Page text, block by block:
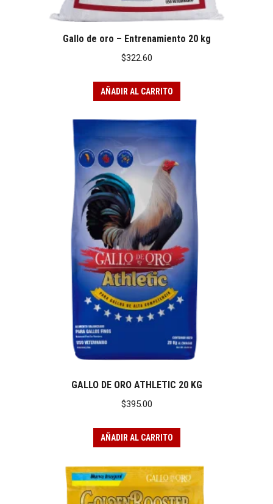
Gallo de oro – Entrenamiento 20 kg
$322.60
AÑADIR AL CARRITO
GALLO DE ORO ATHLETIC 20 KG
$395.00
AÑADIR AL CARRITO